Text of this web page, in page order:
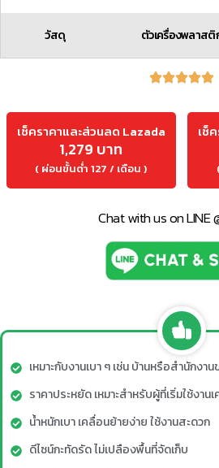
วัสดุ ตัวเครื่องพลาสติ
เช็คราคาและส่วนลด Lazada
1,279 บาท
( ผ่อนขั้นต่ำ 127 / เดือน )
เช็
Chat with us on LINE
เหมาะกับงานเบา ๆ เช่น บ้านหรือสำนักงาน
ราคาประหยัด เหมาะสำหรับผู้ที่เริ่มใช้งาน
น้ำหนักเบา เคลื่อนย้ายง่าย ใช้งานสะดวก
ดีไซน์กะทัดรัด ไม่เปลืองพื้นที่จัดเก็บ